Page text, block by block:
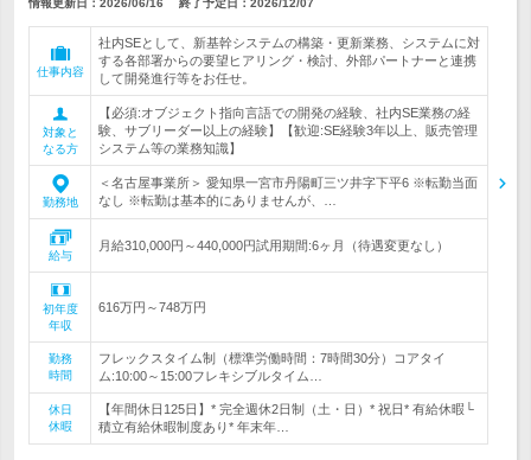
情報更新日：2026/06/16 終了予定日： 2026/12/07
仕事内容
社内SEとして、新基幹システムの構築・更新業務、システムに対
する各部署からの要望ヒアリング・検討、外部パートナーと連携
して開発進行等をお任せ。
対象と
なる方
【必須:オブジェクト指向言語での開発の経験、社内SE業務の経
験、サブリーダー以上の経験】【歓迎:SE経験3年以上、販売管理
システム等の業務知識】
勤務地
＜名古屋事業所＞ 愛知県一宮市丹陽町三ツ井字下平6 ※転勤当面
なし ※転勤は基本的にありませんが、…
給与
月給310,000円～440,000円試用期間:6ヶ月（待遇変更なし）
初年度
年収
616万円～748万円
勤務
時間
フレックスタイム制（標準労働時間：7時間30分）コアタイ
ム:10:00～15:00フレキシブルタイム…
休日
休暇
【年間休日125日】* 完全週休2日制（土・日）* 祝日* 有給休暇└
積立有給休暇制度あり* 年末年…